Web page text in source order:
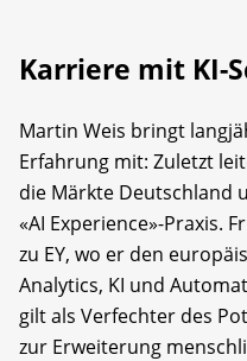
Karriere mit KI-
Martin Weis bringt
Erfahrung mit: Zuletzt
die Märkte Deutschland
«AI Experience»-Praxis.
zu EY, wo er den
Analytics, KI und
gilt als Verfechter des
zur Erweiterung